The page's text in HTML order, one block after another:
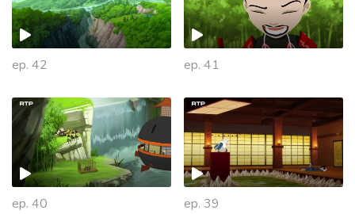
ep. 42 ep. 41
ep. 40 ep. 39